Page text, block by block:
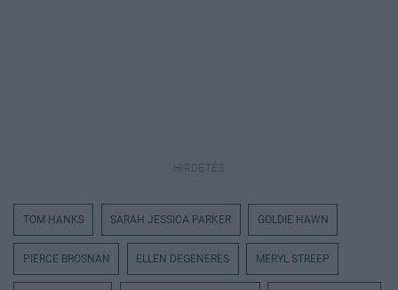
TOM HANKS SARAH JESSICA PARKER GOLDIE HAWN
PIERCE BROSNAN ELLEN DEGENERES MERYL STREEP